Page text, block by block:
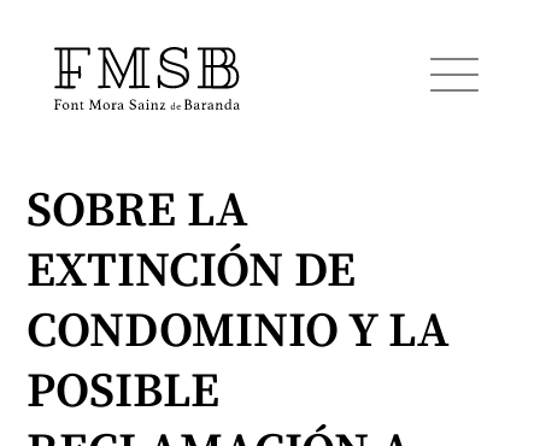
Inicio
Font Mora Sainz de Baranda
SOBRE LA
EXTINCIÓN DE
CONDOMINIO Y LA
POSIBLE